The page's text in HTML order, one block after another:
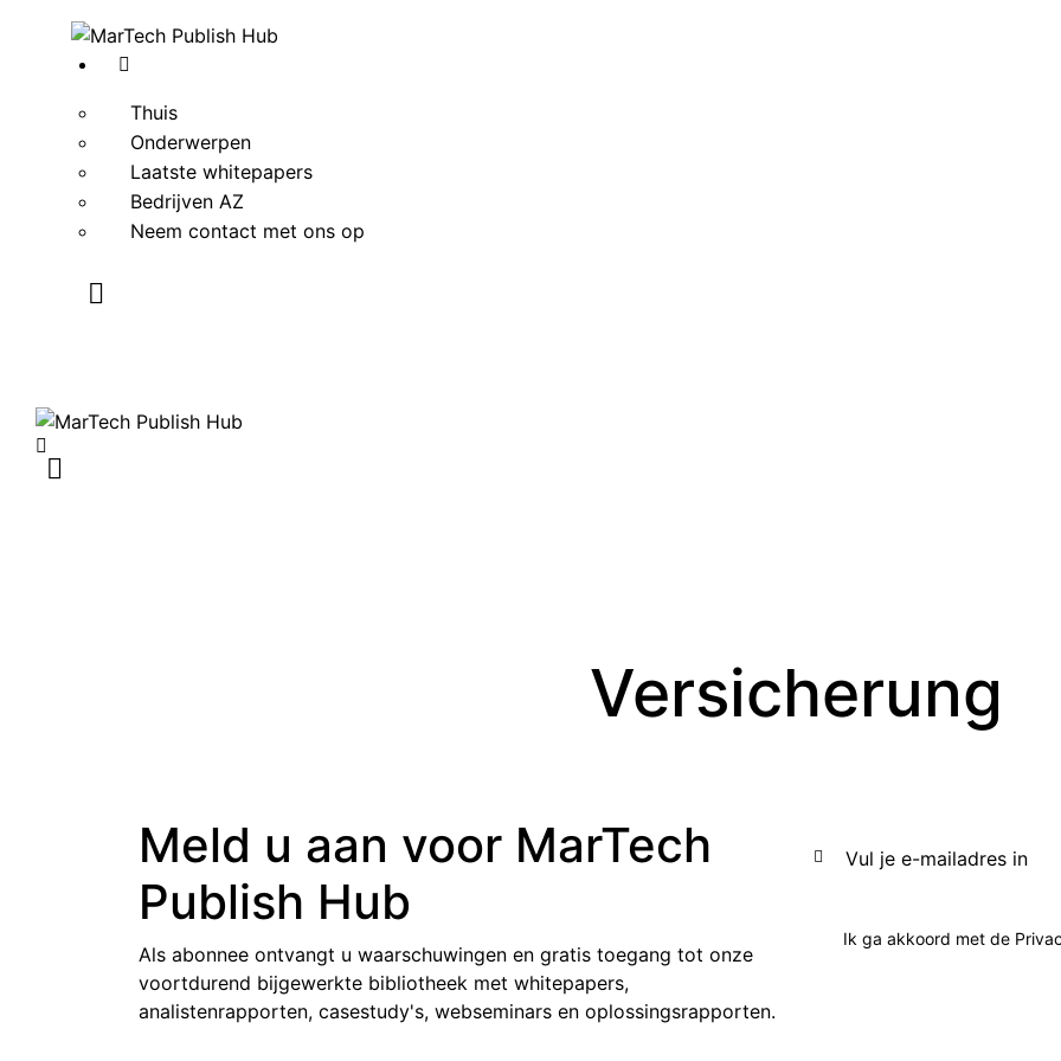
Thuis
Onderwerpen
Laatste whitepapers
Bedrijven AZ
Neem contact met ons op
Versicherung
Meld u aan voor MarTech
Publish Hub
Als abonnee ontvangt u waarschuwingen en gratis toegang tot onze
voortdurend bijgewerkte bibliotheek met whitepapers,
analistenrapporten, casestudy's, webseminars en oplossingsrapporten.
Ik ga akkoord met de